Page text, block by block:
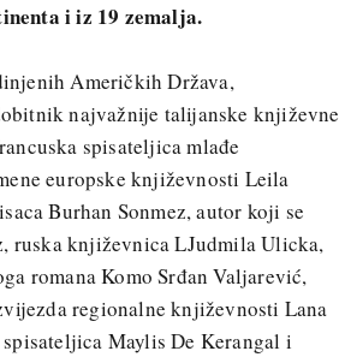
i iz 19 zemalja.
Američkih Država,
najvažnije talijanske književne
spisateljica mlađe
europske književnosti Leila
Burhan Sonmez, autor koji se
ruska književnica LJudmila Ulicka,
romana Komo Srđan Valjarević,
regionalne književnosti Lana
Maylis De Kerangal i